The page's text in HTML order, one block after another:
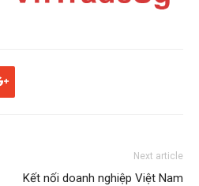
Next article
Kết nối doanh nghiệp Việt Nam